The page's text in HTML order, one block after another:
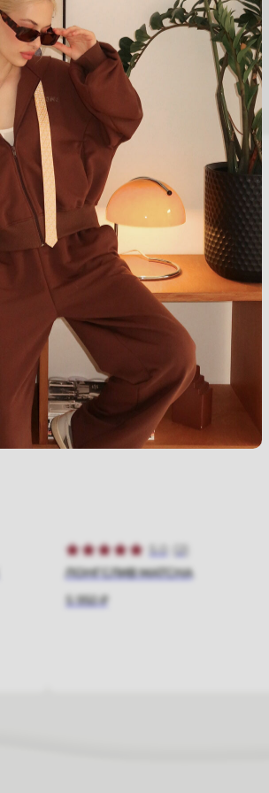
BESTSELLER
5.0 (2)
ЛОНГСЛИВ MATCHA
5 950 ₽